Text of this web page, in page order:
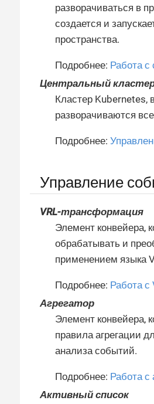
разворачиваться в
создается и
пространства.
Подробнее: Работа с
Центральный
Кластер Kubernetes,
разворачиваются
Подробнее:
Управление
VRL-трансформация
Элемент конвейера,
обрабатывать и
применением языка
Подробнее: Работа
Агрегатор
Элемент конвейера,
правила агрегации
анализа событий.
Подробнее: Работа с
Активный список